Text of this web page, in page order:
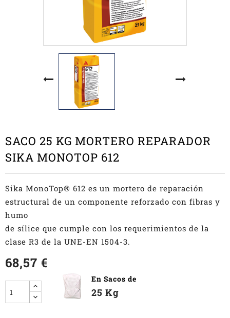
SACO 25 KG MORTERO REPARADOR
SIKA MONOTOP 612
Sika MonoTop® 612 es un mortero de reparación
estructural de un componente reforzado con fibras y
humo
de sílice que cumple con los requerimientos de la
clase R3 de la UNE-EN 1504-3.
68,57 €
En Sacos de
25 Kg